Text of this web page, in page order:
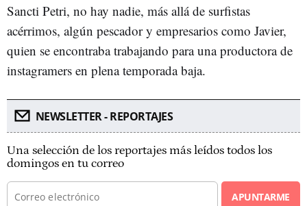
Sancti Petri, no hay nadie, más allá de surfistas
acérrimos, algún pescador y empresarios como Javier,
quien se encontraba trabajando para una productora de
instagramers en plena temporada baja.
NEWSLETTER - REPORTAJES
Una selección de los reportajes más leídos todos los
domingos en tu correo
APUNTARME